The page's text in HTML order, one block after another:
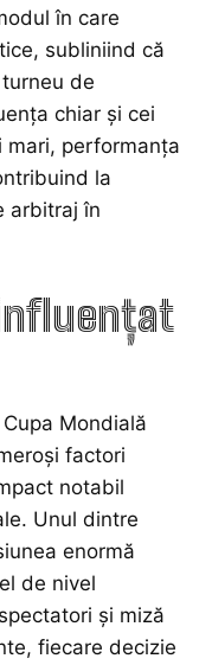
în care
subliniind că
de
chiar și cei
mari, performanța
la
arbitraj în
Mondială
factori
notabil
Unul dintre
enormă
de nivel
și miză
fiecare decizie